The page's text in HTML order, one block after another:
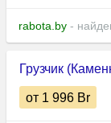
rabota.by -
Грузчик
от 1 996 Br